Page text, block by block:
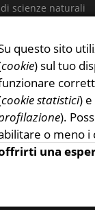
scienze naturali
di storia
4
47 61
47 69
questo sito
cookie) sul tuo
cookie statistici)
).
o meno i
una